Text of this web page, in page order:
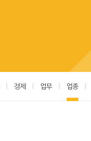
경제 업무 업종